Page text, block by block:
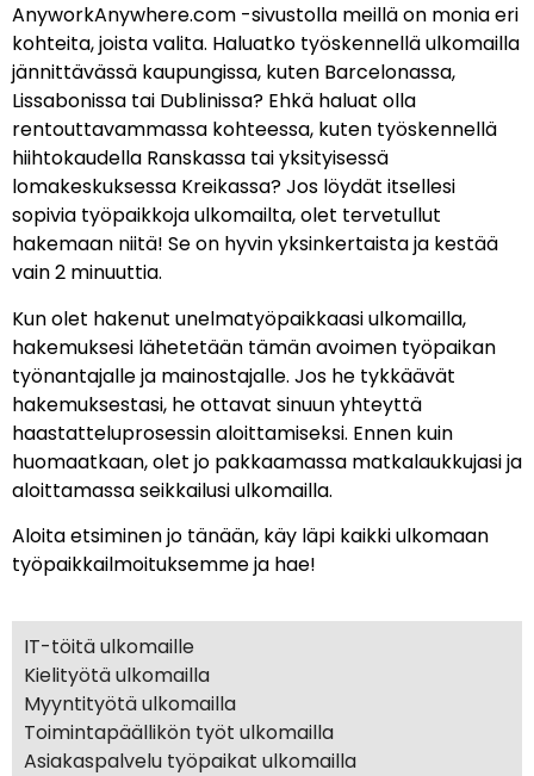
AnyworkAnywhere.com -sivustolla meillä on monia eri
kohteita, joista valita. Haluatko työskennellä ulkomailla
jännittävässä kaupungissa, kuten Barcelonassa,
Lissabonissa tai Dublinissa? Ehkä haluat olla
rentouttavammassa kohteessa, kuten työskennellä
hiihtokaudella Ranskassa tai yksityisessä
lomakeskuksessa Kreikassa? Jos löydät itsellesi
sopivia työpaikkoja ulkomailta, olet tervetullut
hakemaan niitä! Se on hyvin yksinkertaista ja kestää
vain 2 minuuttia.
Kun olet hakenut unelmatyöpaikkaasi ulkomailla,
hakemuksesi lähetetään tämän avoimen työpaikan
työnantajalle ja mainostajalle. Jos he tykkäävät
hakemuksestasi, he ottavat sinuun yhteyttä
haastatteluprosessin aloittamiseksi. Ennen kuin
huomaatkaan, olet jo pakkaamassa matkalaukkujasi ja
aloittamassa seikkailusi ulkomailla.
Aloita etsiminen jo tänään, käy läpi kaikki ulkomaan
työpaikkailmoituksemme ja hae!
IT-töitä ulkomaille
Kielityötä ulkomailla
Myyntityötä ulkomailla
Toimintapäällikön työt ulkomailla
Asiakaspalvelu työpaikat ulkomailla